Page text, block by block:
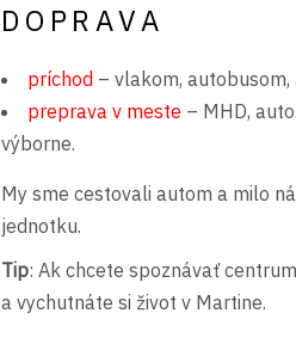
DOPRAVA
príchod – vlakom, autobusom,
preprava v meste – MHD,
výborne.
My sme cestovali autom a milo
jednotku.
Tip: Ak chcete spoznávať
a vychutnáte si život v Martine.